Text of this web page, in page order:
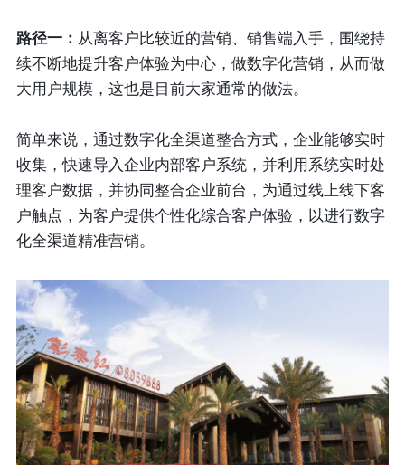
路径一： 从离客户比较近的营销、销售端入手，围绕持
续不断地提升客户体验为中心，做数字化营销，从而做
大用户规模，这也是目前大家通常的做法。
简单来说，通过数字化全渠道整合方式，企业能够实时
收集，快速导入企业内部客户系统，并利用系统实时处
理客户数据，并协同整合企业前台，为通过线上线下客
户触点，为客户提供个性化综合客户体验，以进行数字
化全渠道精准营销。